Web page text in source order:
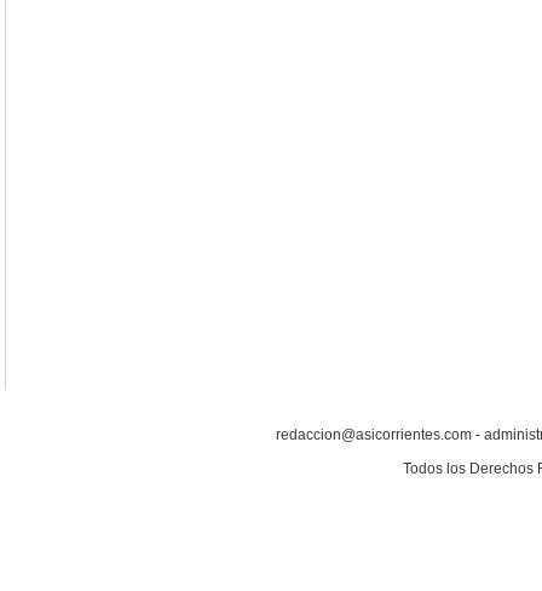
redaccion@asicorrientes.com -
Todos los Derechos